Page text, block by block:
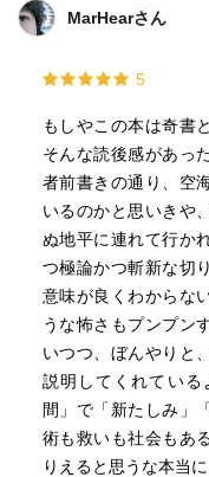
MarHearさん
5
もしやこの本は奇書
そんな読後感があっ
者前書きの通り、空
いるのかと思いきや
ぬ地平に連れて行か
つ極論かつ斬新な切
意味が良くわからな
うな怖さもプンプン
いつつ、ぼんやりと
説明してくれている
間」で「新たしみ」
術も救いも社会もあ
りえると思うな本当に